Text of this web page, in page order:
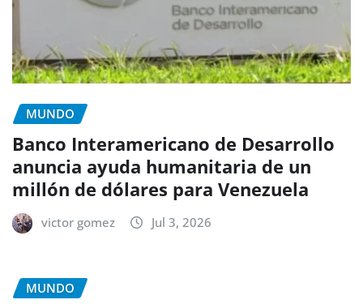
MUNDO
Banco Interamericano de Desarrollo
anuncia ayuda humanitaria de un
millón de dólares para Venezuela
victor gomez Jul 3, 2026
MUNDO